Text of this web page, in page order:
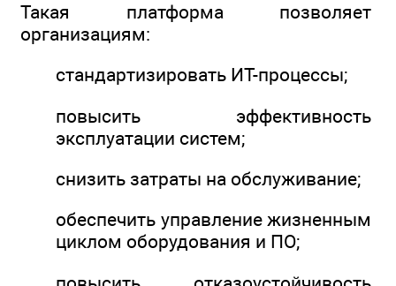
Такая платформа позволяет
организациям:
стандартизировать ИТ-процессы;
повысить эффективность
эксплуатации систем;
снизить затраты на обслуживание;
обеспечить управление жизненным
циклом оборудования и ПО;